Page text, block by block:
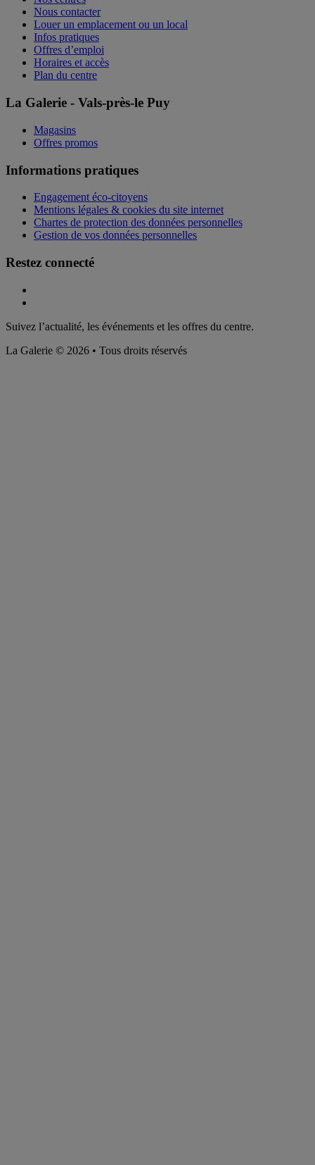
Nous contacter
Louer un emplacement ou un local
Infos pratiques
Offres d’emploi
Horaires et accès
Plan du centre
La Galerie - Vals-près-le Puy
Magasins
Offres promos
Informations pratiques
Engagement éco-citoyens
Mentions légales & cookies du site internet
Chartes de protection des données personnelles
Gestion de vos données personnelles
Restez connecté
Suivez l’actualité, les événements et les offres du centre.
La Galerie © 2026 • Tous droits réservés